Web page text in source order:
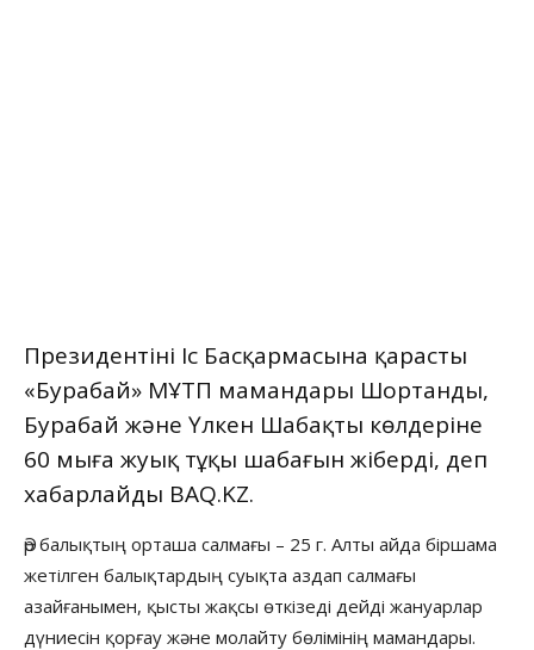
Президентінің Іс Басқармасына қарасты
«Бурабай» МҰТП мамандары Шортанды,
Бурабай және Үлкен Шабақты көлдеріне
60 мыңға жуық тұқы шабағын жіберді, деп
хабарлайды BAQ.KZ.
Әр балықтың орташа салмағы – 25 г. Алты айда біршама
жетілген балықтардың суықта аздап салмағы
азайғанымен, қысты жақсы өткізеді дейді жануарлар
дүниесін қорғау және молайту бөлімінің мамандары.